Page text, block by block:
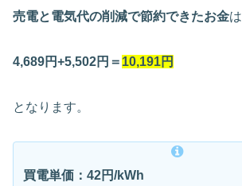
売電と電気代の削減で節約できたお金は
4,689円+5,502円 ＝ 10,191円
となります。
買電単価：42円/kWh